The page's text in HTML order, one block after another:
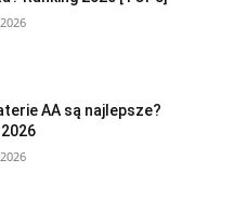
AA są najlepsze?